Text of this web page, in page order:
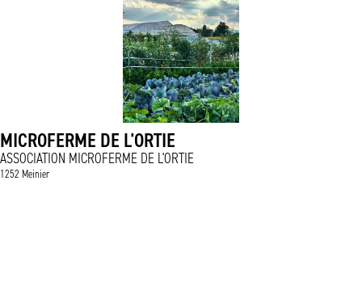
MICROFERME DE L'ORTIE
ASSOCIATION MICROFERME DE L'ORTIE
1252 Meinier